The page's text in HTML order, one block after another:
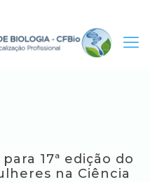
17ª edição do
na Ciência